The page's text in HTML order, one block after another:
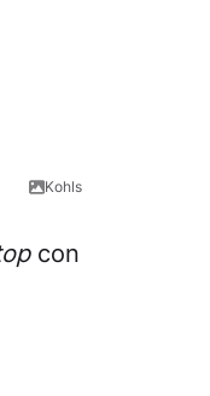
Kohls
con